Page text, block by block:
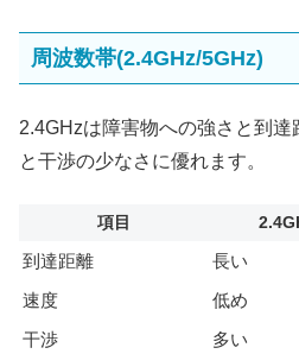
周波数帯(2.4GHz/5GHz)
2.4GHzは障害物への強さと到
と干渉の少なさに優れます。
項目
到達距離 長い
速度
低め
干渉
多い